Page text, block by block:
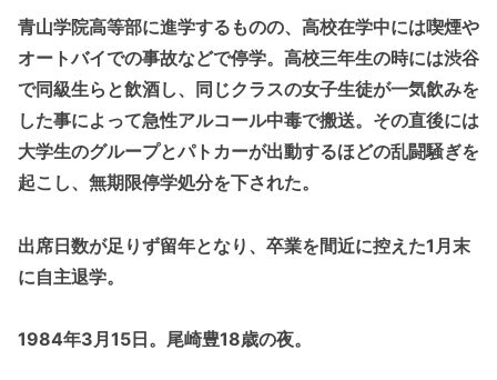
青山学院高等部に進学するものの、高校在学中には喫煙や
オートバイでの事故などで停学。高校三年生の時には渋谷
で同級生らと飲酒し、同じクラスの女子生徒が一気飲みを
した事によって急性アルコール中毒で搬送。その直後には
大学生のグループとパトカーが出動するほどの乱闘騒ぎを
起こし、無期限停学処分を下された。
出席日数が足りず留年となり、卒業を間近に控えた1月末
に自主退学。
1984年3月15日。尾崎豊18歳の夜。